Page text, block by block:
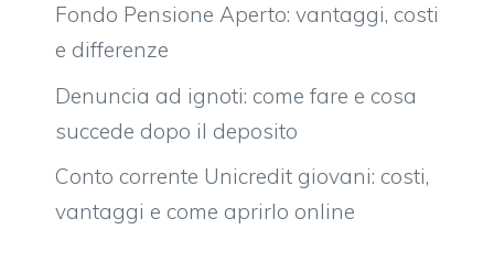
Fondo Pensione Aperto: vantaggi, costi
e differenze
Denuncia ad ignoti: come fare e cosa
succede dopo il deposito
Conto corrente Unicredit giovani: costi,
vantaggi e come aprirlo online